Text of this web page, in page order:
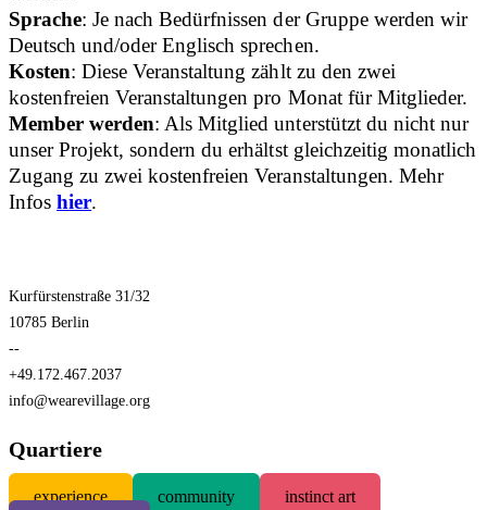
Sprache: Je nach Bedürfnissen der Gruppe werden wir
Deutsch und/oder Englisch sprechen.
Kosten: Diese Veranstaltung zählt zu den zwei
kostenfreien Veranstaltungen pro Monat für Mitglieder.
Member werden: Als Mitglied unterstützt du nicht nur
unser Projekt, sondern du erhältst gleichzeitig monatlich
Zugang zu zwei kostenfreien Veranstaltungen. Mehr
Infoshier.
Kurfürstenstraße 31/32
10785 Berlin
--
+49.172.467.2037
info@wearevillage.org
Quartiere
experience community
instinct art